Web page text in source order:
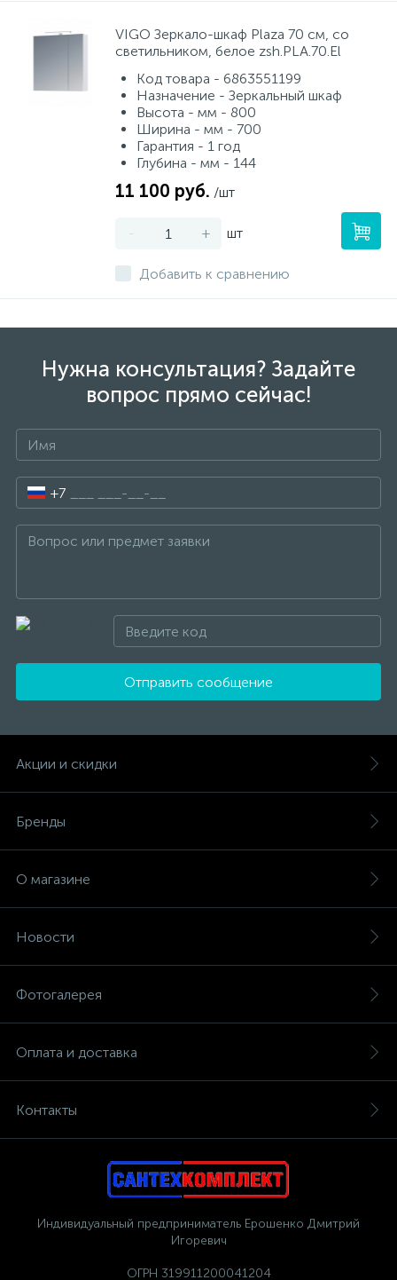
VIGO Зеркало-шкаф Plaza 70 см, со
светильником, белое zsh.PLA.70.El
Код товара - 6863551199
Назначение - Зеркальный шкаф
Высота - мм - 800
Ширина - мм - 700
Гарантия - 1 год
Глубина - мм - 144
11 100 руб. /шт
- + шт
Добавить к сравнению
Нужна консультация? Задайте
вопрос прямо сейчас!
+7
Отправить сообщение
Акции и скидки
Бренды
О магазине
Новости
Фотогалерея
Оплата и доставка
Контакты
Индивидуальный предприниматель Ерошенко Дмитрий
Игоревич
ОГРН 319911200041204